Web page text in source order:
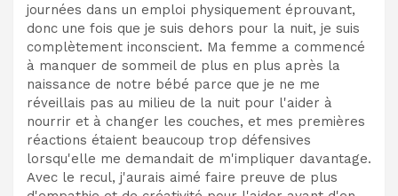
journées dans un emploi physiquement éprouvant,
donc une fois que je suis dehors pour la nuit, je suis
complètement inconscient. Ma femme a commencé
à manquer de sommeil de plus en plus après la
naissance de notre bébé parce que je ne me
réveillais pas au milieu de la nuit pour l'aider à
nourrir et à changer les couches, et mes premières
réactions étaient beaucoup trop défensives
lorsqu'elle me demandait de m'impliquer davantage.
Avec le recul, j'aurais aimé faire preuve de plus